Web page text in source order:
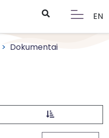
EN
Dokumentai